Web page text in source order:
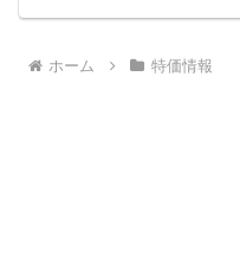
ホーム 特価情報